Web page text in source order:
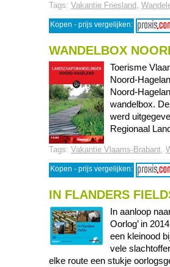
Tags: Vakantie Friesland ,
Kopen - prijs vergelijken:
WANDELBOX
Toerisme
Noord-
Noord-
wandelbox.
werd
Regionaal
Tags: Vakantie Vlaams-Brabant,
Kopen - prijs vergelijken:
IN FLANDERS
In aanloop
Oorlog’ in
een kleinood
vele
elke route een stukje